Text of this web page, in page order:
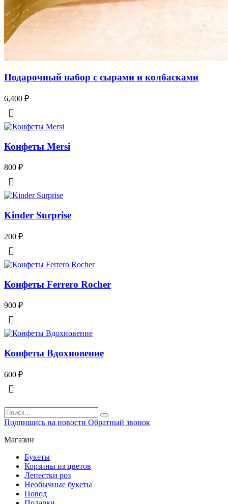
Подарочный набор с сырами и колбасками
6,400 ₽
Конфеты Mersi
800 ₽
Kinder Surprise
200 ₽
Конфеты Ferrero Rocher
900 ₽
Конфеты Вдохновение
600 ₽
Подпишись на новости Обратный звонок
Магазин
Букеты
Корзины из цветов
Лепестки роз
Необычные букеты
Повод